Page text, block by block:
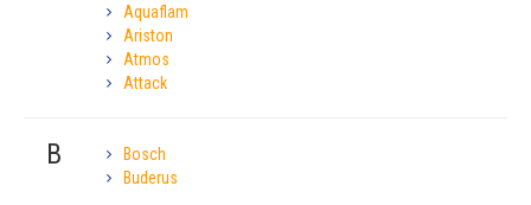
Aquaflam
Ariston
Atmos
Attack
B
Bosch
Buderus